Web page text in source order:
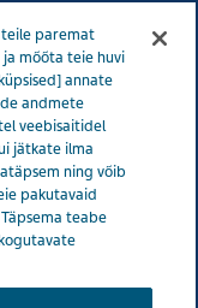
kas
paremat
mõõta teie huvi
annate
andmete
veebisaitidel
jätkate ilma
ning võib
pakutavaid
teabe